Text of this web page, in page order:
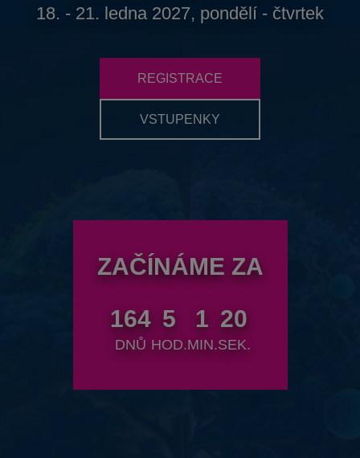
18. - 21. ledna 2027, pondělí - čtvrtek
REGISTRACE
VSTUPENKY
ZAČÍNÁME ZA
164
DNŮ
5
HOD.
1
MIN.
19
SEK.